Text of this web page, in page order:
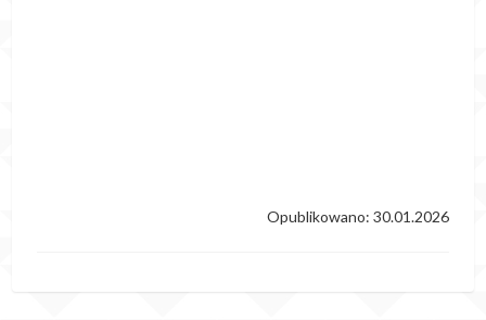
Opublikowano: 30.01.2026